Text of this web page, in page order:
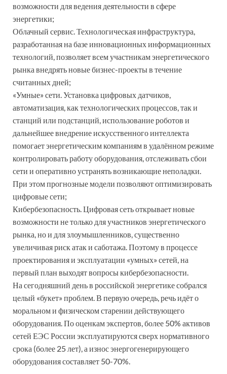
возможности для ведения деятельности в сфере
энергетики;
Облачный сервис. Технологическая инфраструктура,
разработанная на базе инновационных информационных
технологий, позволяет всем участникам энергетического
рынка внедрять новые бизнес-проекты в течение
считанных дней;
«Умные» сети. Установка цифровых датчиков,
автоматизация, как технологических процессов, так и
станций или подстанций, использование роботов и
дальнейшее внедрение искусственного интеллекта
помогает энергетическим компаниям в удалённом режиме
контролировать работу оборудования, отслеживать сбои
сети и оперативно устранять возникающие неполадки.
При этом прогнозные модели позволяют оптимизировать
цифровые сети;
Кибербезопасность. Цифровая сеть открывает новые
возможности не только для участников энергетического
рынка, но и для злоумышленников, существенно
увеличивая риск атак и саботажа. Поэтому в процессе
проектирования и эксплуатации «умных» сетей, на
первый план выходят вопросы кибербезопасности.
На сегодняшний день в российской энергетике собрался
целый «букет» проблем. В первую очередь, речь идёт о
моральном и физическом старении действующего
оборудования. По оценкам экспертов, более 50% активов
сетей ЕЭС России эксплуатируются сверх нормативного
срока (более 25 лет), а износ энергогенерирующего
оборудования составляет 50-70%.